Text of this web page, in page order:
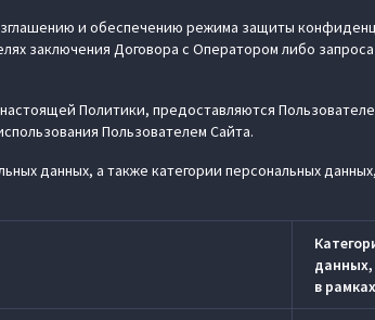
и обеспечению режима защиты
заключения Договора с Оператором либо
Политики, предоставляются
Пользователем Сайта.
данных, а также категории персональных
в